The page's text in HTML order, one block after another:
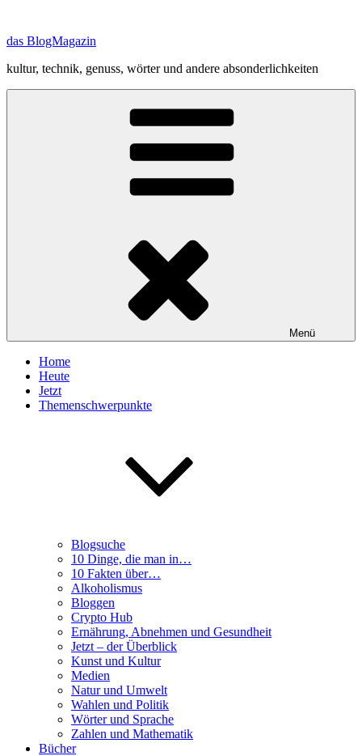
springen
das BlogMagazin
kultur, technik, genuss, wörter und andere absonderlichkeiten
Menü
Home
Heute
Jetzt
Themenschwerpunkte
Blogsuche
10 Dinge, die man in…
10 Fakten über…
Alkoholismus
Bloggen
Crypto Hub
Ernährung, Abnehmen und Gesundheit
Jetzt – der Überblick
Kunst und Kultur
Medien
Natur und Umwelt
Wahlen und Politik
Wörter und Sprache
Zahlen und Mathematik
Bücher